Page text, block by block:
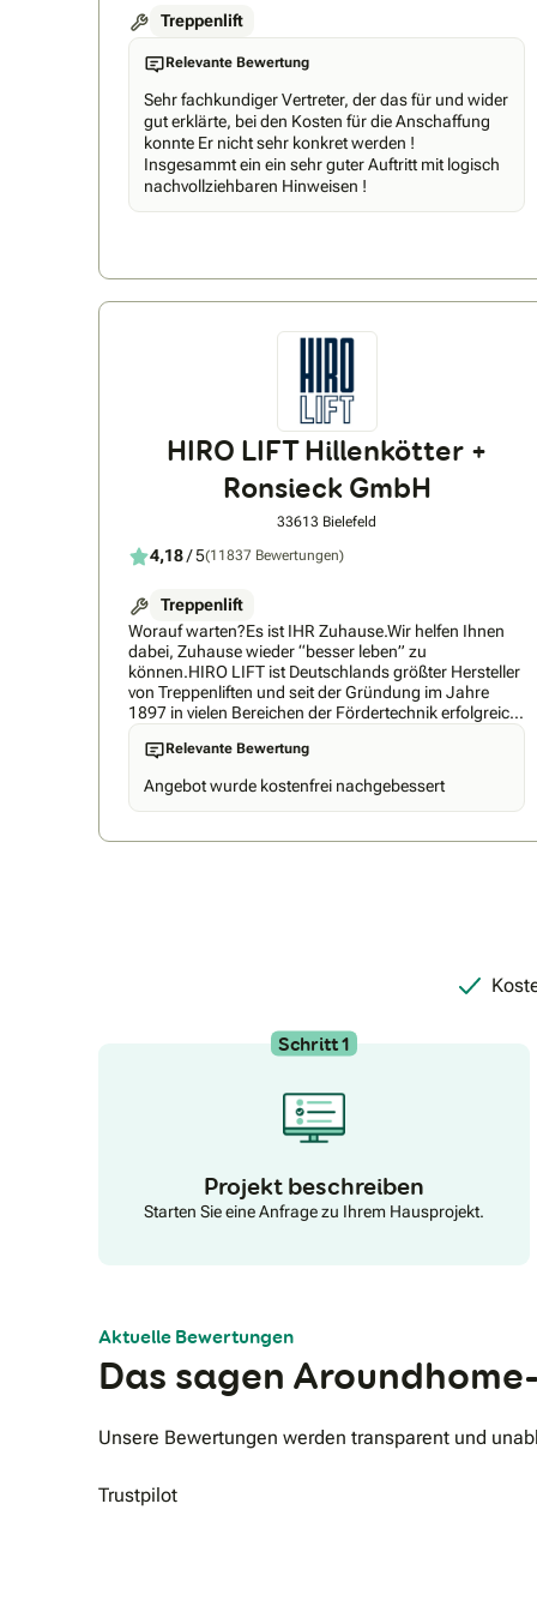
Treppenlift
Relevante Bewertung
Sehr fachkundiger Vertreter, der das für und wider
gut erklärte, bei den Kosten für die Anschaffung
konnte Er nicht sehr konkret werden !
Insgesammt ein ein sehr guter Auftritt mit logisch
nachvollziehbaren Hinweisen !
HIRO LIFT Hillenkötter +
Ronsieck GmbH
33613 Bielefeld
4,18/ 5(11837 Bewertungen)
Treppenlift
Worauf warten?Es ist IHR Zuhause.Wir helfen Ihnen
dabei, Zuhause wieder “besser leben” zu
können.HIRO LIFT ist Deutschlands größter Hersteller
von Treppenliften und seit der Gründung im Jahre
1897 in vielen Bereichen der Fördertechnik erfolgreich
tätig. Bei HIRO LIFT ist das gesamte Aufzugs-Know-
how unter einem Dach gebündelt: Von der
Beratung und Kundendienst. Vertraute, persönliche
Ansprechpartner unterstützen Sie in jeder Phase.HIRO
Qualitätsstandard unserer Anlagen garantieren.Ihre
Vorteile bei der Hiro Lift GmbH: Erfahrungsmeister -
Hersteller in Deutschland mit größtem
ProduktspektrumEmpatieträger - Ehrliche Beratung
konsequentes und starkes westfälisches
Unternehmen mit Mut, Kante und einer gehörigen
Portion Empathie für Sie. Wir stehen bereit, um Ihnen
Ihnen helfen möchten.
Relevante Bewertung
Angebot wurde kostenfrei nachgebessert
Schritt 1
Projekt beschreiben
Starten Sie eine Anfrage zu Ihrem Hausprojekt.
Aktuelle Bewertungen
Das sagen
Unsere Bewertungen werden transparent und
Trustpilot